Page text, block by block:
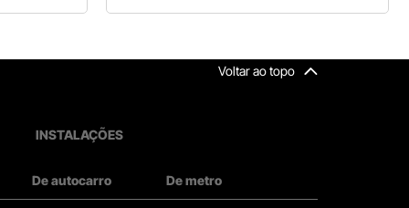
Voltar ao topo
INSTALAÇÕES
De autocarro De metro